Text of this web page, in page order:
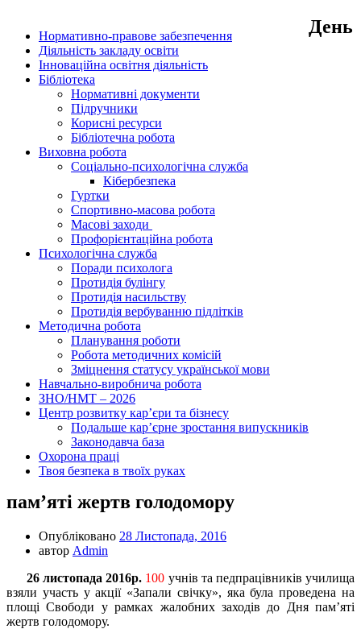
Нормативно-правове забезпечення
Діяльність закладу освіти
Інноваційна освітня діяльність
Бібліотека
Нормативні документи
Підручники
Корисні ресурси
Бібліотечна робота
Виховна робота
Соціально-психологічна служба
Кібербезпека
Гуртки
Спортивно-масова робота
Масові заходи
Профорієнтаційна робота
Психологічна служба
Поради психолога
Протидія булінгу
Протидія насильству
Протидія вербуванню підлітків
Методична робота
Планування роботи
Робота методичних комісій
Зміцнення статусу української мови
Навчально-виробнича робота
ЗНО/НМТ – 2026
Центр розвитку кар’єри та бізнесу
Подальше кар’єрне зростання випускників
Законодавча база
Охорона праці
Твоя безпека в твоїх руках
День
пам’яті жертв голодомору
Опубліковано 28 Листопада, 2016
автор Admin
26 листопада 2016р. 100 учнів та педпрацівників училища
взяли участь у акції «Запали свічку», яка була проведена на
площі Свободи у рамках жалобних заходів до Дня пам’яті
жертв голодомору.